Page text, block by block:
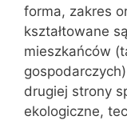
forma, zakres
kształtowane
mieszkańców
drugiej strony
ekologiczne,